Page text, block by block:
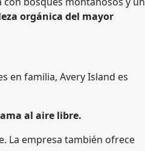
orgánica del mayor
en familia, Avery Island es
al aire libre.
La empresa también ofrece